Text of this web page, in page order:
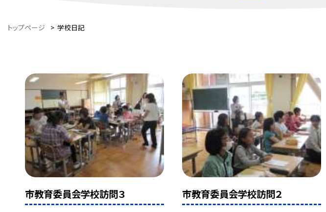
トップページ > 学校日記
市教育委員会学校訪問３ 市教育委員会学校訪問２